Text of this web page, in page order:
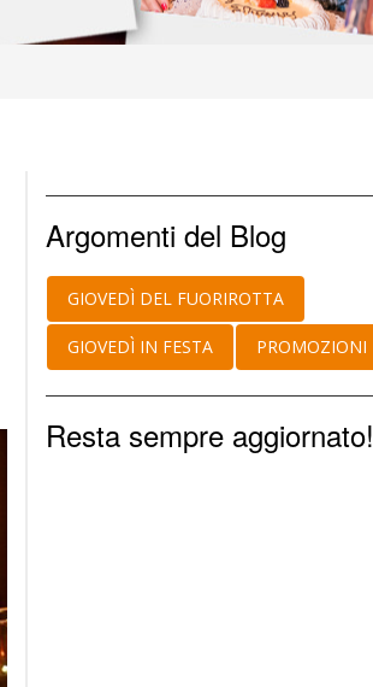
Argomenti del Blog
GIOVEDÌ DEL FUORIROTTA
GIOVEDÌ IN FESTA PROMOZIONI
Resta sempre aggiornato!